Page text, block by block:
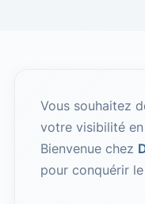
Vous souhaitez
votre visibilité
Bienvenue chez
pour conquérir